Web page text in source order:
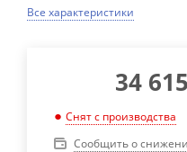
Все характеристики
34 615
Снят с производства
Сообщить о